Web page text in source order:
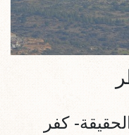
كفر